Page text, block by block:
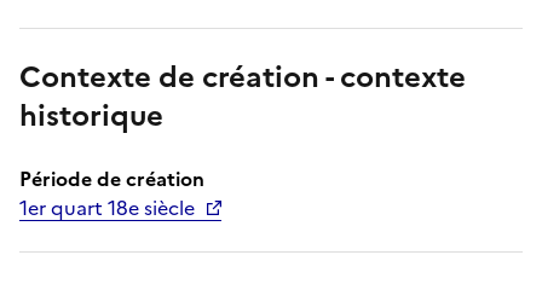
Contexte de création - contexte
historique
Période de création
1er quart 18e siècle